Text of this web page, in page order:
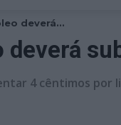
deverá...
deverá
4 cêntimos